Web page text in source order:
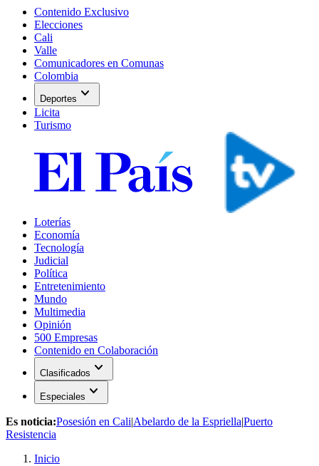
Contenido Exclusivo
Elecciones
Cali
Valle
Comunicadores en Comunas
Colombia
Deportes expand_more
Licita
Turismo
Loterías
Economía
Tecnología
Judicial
Política
Entretenimiento
Mundo
Multimedia
Opinión
500 Empresas
Contenido en Colaboración
Clasificados expand_more
Especiales expand_more
Es noticia:Posesión en Cali|Abelardo de la Espriella|Puerto
Resistencia
Inicio